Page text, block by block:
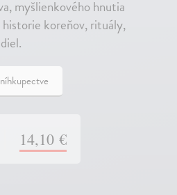
myšlienkového hnutia
historie koreňov, rituály,
14,10 €